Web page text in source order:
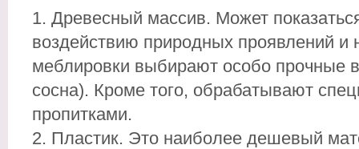
Древесный массив. Может
воздействию природных проявлений и
меблировки выбирают особо прочные
сосна). Кроме того, обрабатывают
пропитками.
Пластик. Это наиболее дешевый